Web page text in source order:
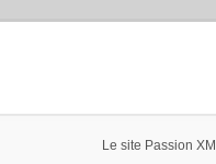
Le site Passion XM